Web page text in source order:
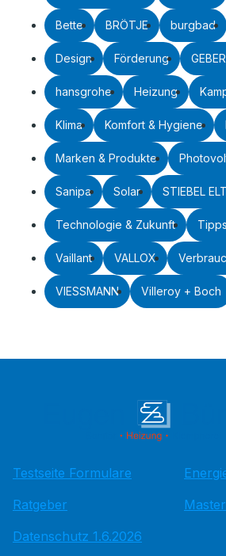
Bette BRÖTJE burgbad
Design Förderung
hansgrohe Heizung
Klima Komfort & Hygiene
Marken & Produkte
Sanipa Solar STIEBEL
Technologie & Zukunft
Vaillant VALLOX
VIESSMANN Villeroy + Boch
Testseite Formulare
Ratgeber
Datenschutz 1.6.2026
Master